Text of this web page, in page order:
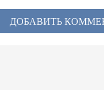
ДОБАВИТЬ